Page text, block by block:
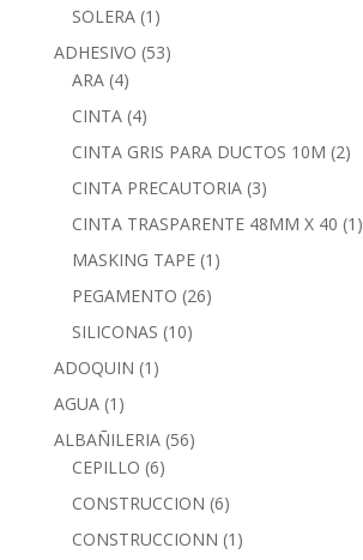
SOLERA (1)
ADHESIVO (53)
ARA (4)
CINTA (4)
CINTA GRIS PARA DUCTOS 10M (2)
CINTA PRECAUTORIA (3)
CINTA TRASPARENTE 48MM X 40 (1)
MASKING TAPE (1)
PEGAMENTO (26)
SILICONAS (10)
ADOQUIN (1)
AGUA (1)
ALBAÑILERIA (56)
CEPILLO (6)
CONSTRUCCION (6)
CONSTRUCCIONN (1)